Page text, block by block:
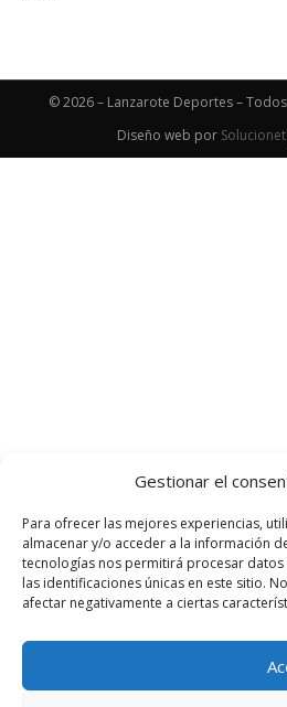
Gestionar el
Para ofrecer las mejores experiencias,
almacenar y/o acceder a la información
tecnologías nos permitirá procesar
las identificaciones únicas en este sitio.
afectar negativamente a ciertas
© 2026 – Lanzarote Deportes –
Diseño web por Solucionet